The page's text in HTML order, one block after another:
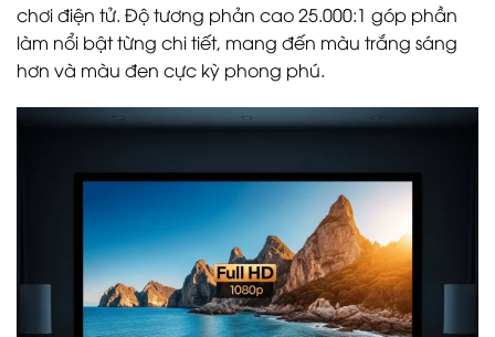
chơi điện tử. Độ tương phản cao 25.000:1 góp phần
làm nổi bật từng chi tiết, mang đến màu trắng sáng
hơn và màu đen cực kỳ phong phú.